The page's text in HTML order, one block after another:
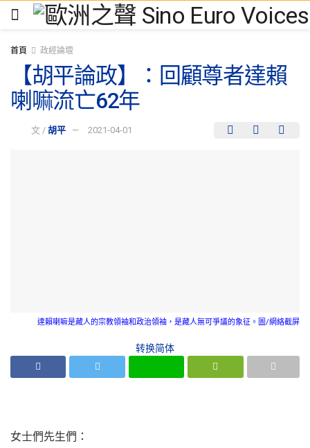
首頁 政經論壇
【胡平論政】：回顧尊者達賴
喇嘛流亡62年
文 / 胡平 2021-04-01
達賴喇嘛是藏人的宗教領袖和政治領袖，是藏人無可爭議的象征。圖/網絡截屏
转换简体
女士們先生們：